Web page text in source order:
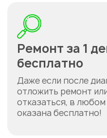
Ремонт за 1
бесплатно
Даже если после
отложить ремонт
отказаться, в любом
оказана бесплатно!